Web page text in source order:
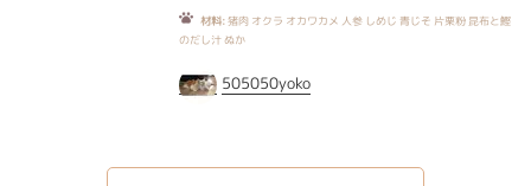
材料:猪肉 オクラ オカワカメ 人参 しめじ 青じそ 片栗粉 昆布と鰹
のだし汁 ぬか
505050yoko